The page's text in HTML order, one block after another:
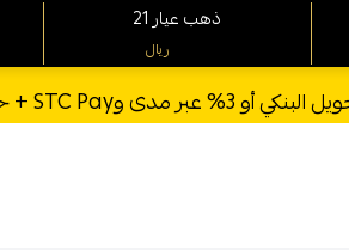
21 ذهب عيار
ريال